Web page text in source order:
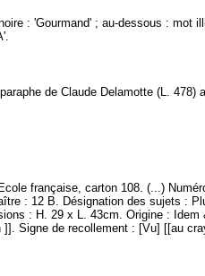
: 'Gourmand' ; au-dessous : mot
de Claude Delamotte (L. 478)
française, carton 108. (...)
: 12 B. Désignation des sujets :
: H. 29 x L. 43cm. Origine : Idem
Signe de recollement : [Vu] [[au